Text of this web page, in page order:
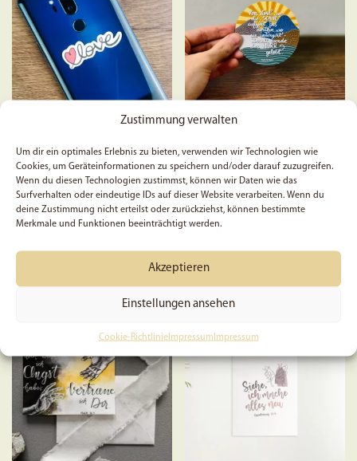
Zustimmung verwalten
Um dir ein optimales Erlebnis zu bieten, verwenden wir Technologien wie
Cookies, um Geräteinformationen zu speichern und/oder darauf zuzugreifen.
Wenn du diesen Technologien zustimmst, können wir Daten wie das
Surfverhalten oder eindeutige IDs auf dieser Website verarbeiten. Wenn du
deine Zustimmung nicht erteilst oder zurückziehst, können bestimmte
Merkmale und Funktionen beeinträchtigt werden.
Akzeptieren
Einstellungen ansehen
Cookie-RichtlinieImpressum Impressum
Die
Optionen
können
auf
der
werden
Weiterlesen